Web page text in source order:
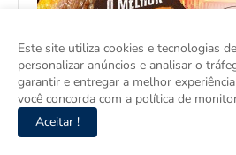
Este site utiliza cookies e tecnologias
personalizar anúncios e analisar o
garantir e entregar a melhor
você concorda com a política de
Aceitar !